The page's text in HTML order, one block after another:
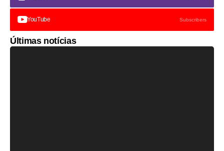
YouTube Subscribers
Últimas notícias